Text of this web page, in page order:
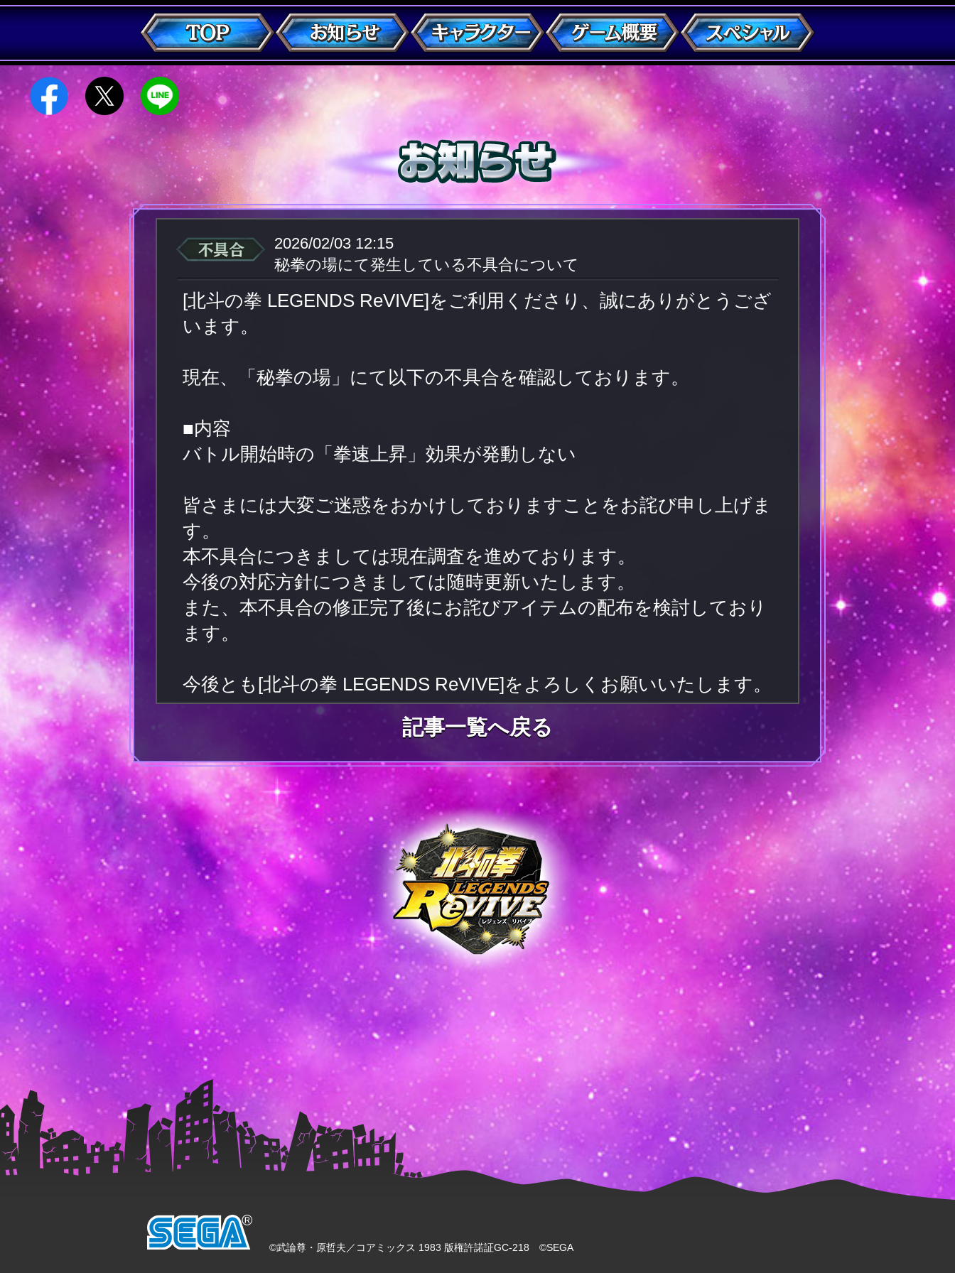
2026/02/03 12:15
秘拳の場にて発生している不具合について
[北斗の拳 LEGENDS ReVIVE]をご利用くださり、誠にありがとうござ
います。
現在、「秘拳の場」にて以下の不具合を確認しております。
■内容
バトル開始時の「拳速上昇」効果が発動しない
皆さまには大変ご迷惑をおかけしておりますことをお詫び申し上げま
す。
本不具合につきましては現在調査を進めております。
今後の対応方針につきましては随時更新いたします。
また、本不具合の修正完了後にお詫びアイテムの配布を検討しており
ます。
今後とも[北斗の拳 LEGENDS ReVIVE]をよろしくお願いいたします。
記事一覧へ戻る
©武論尊・原哲夫／コアミックス 1983 版権許諾証GC-218 ©SEGA